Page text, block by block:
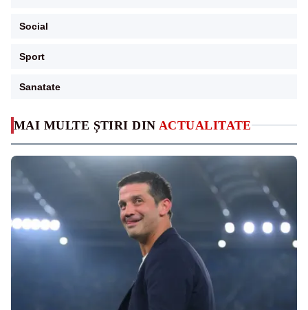
MAI MULTE ȘTIRI DIN ACTUALITATE
Social
Sport
Sanatate